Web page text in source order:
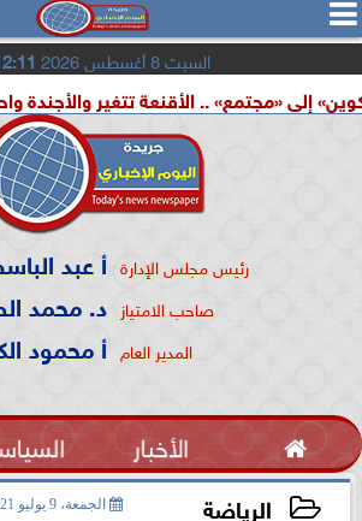
  
السبت 8 أغسطس 2026 12:11
.. الأقنعة تتغير والأجندة واحدة!
رئيس مجلس الإدارة أ عبد
صاحب الامتياز د. محمد
المدير العام أ محمود
 الأخبار
الرياضة الجمعة، 9 يوليو 2021